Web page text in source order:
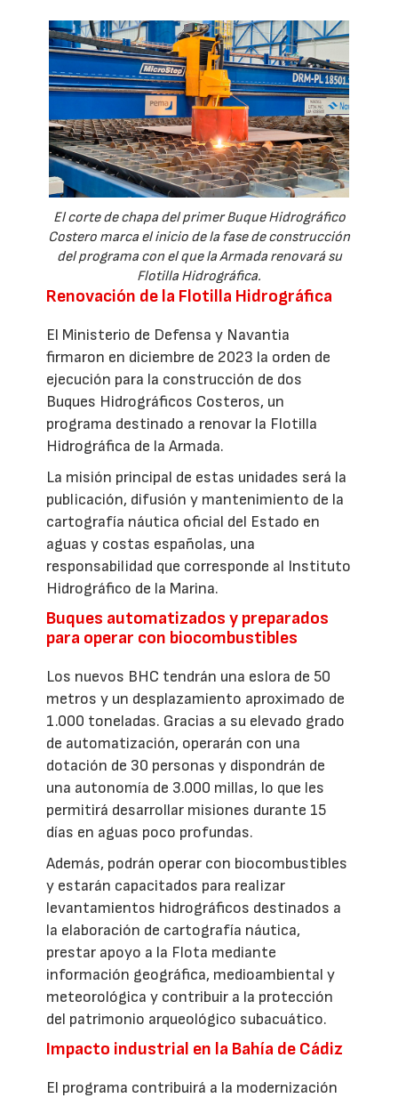
El corte de chapa del primer Buque Hidrográfico
Costero marca el inicio de la fase de construcción
del programa con el que la Armada renovará su
Flotilla Hidrográfica.
Renovación de la Flotilla Hidrográfica
El Ministerio de Defensa y Navantia
firmaron en diciembre de 2023 la orden de
ejecución para la construcción de dos
Buques Hidrográficos Costeros, un
programa destinado a renovar la Flotilla
Hidrográfica de la Armada.
La misión principal de estas unidades será la
publicación, difusión y mantenimiento de la
cartografía náutica oficial del Estado en
aguas y costas españolas, una
responsabilidad que corresponde al Instituto
Hidrográfico de la Marina.
Buques automatizados y preparados
para operar con biocombustibles
Los nuevos BHC tendrán una eslora de 50
metros y un desplazamiento aproximado de
1.000 toneladas. Gracias a su elevado grado
de automatización, operarán con una
dotación de 30 personas y dispondrán de
una autonomía de 3.000 millas, lo que les
permitirá desarrollar misiones durante 15
días en aguas poco profundas.
Además, podrán operar con biocombustibles
y estarán capacitados para realizar
levantamientos hidrográficos destinados a
la elaboración de cartografía náutica,
prestar apoyo a la Flota mediante
información geográfica, medioambiental y
meteorológica y contribuir a la protección
del patrimonio arqueológico subacuático.
Impacto industrial en la Bahía de Cádiz
El programa contribuirá a la modernización